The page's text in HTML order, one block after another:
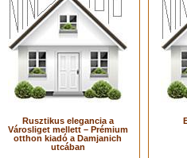
Rusztikus elegancia a
Városliget mellett – Prémium
otthon kiadó a Damjanich
utcában